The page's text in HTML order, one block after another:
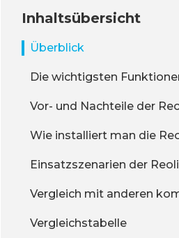
Inhaltsübersicht
Überblick
Die wichtigsten
Vor- und Nachteile der
Wie installiert man die
Einsatzszenarien der
Vergleich mit anderen
Vergleichstabelle